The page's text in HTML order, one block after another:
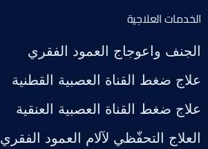
الخدمات العلاجية
الجنف واعوجاج العمود الفقري
علاج ضغط القناة العصبية القطنية
علاج ضغط القناة العصبية العنقية
العلاج التحفّظي لآلام العمود الفقري